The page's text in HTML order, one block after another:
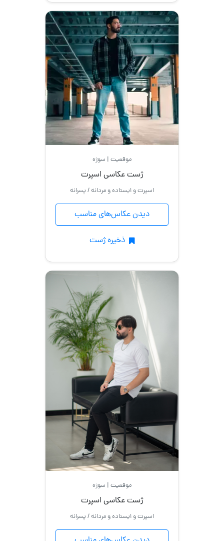
موقعیت | سوژه
ژست عکاسی اسپرت
اسپرت و ایستاده و مردانه / پسرانه
دیدن عکاس‌های مناسب
ذخیره ژست
موقعیت | سوژه
ژست عکاسی اسپرت
اسپرت و ایستاده و مردانه / پسرانه